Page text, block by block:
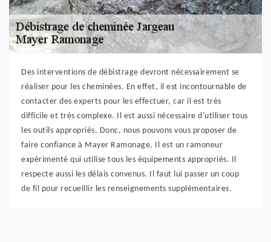
Des interventions de débistrage devront nécessairement se
réaliser pour les cheminées. En effet, il est incontournable de
contacter des experts pour les effectuer, car il est très
difficile et très complexe. Il est aussi nécessaire d'utiliser tous
les outils appropriés. Donc, nous pouvons vous proposer de
faire confiance à Mayer Ramonage. Il est un ramoneur
expérimenté qui utilise tous les équipements appropriés. Il
respecte aussi les délais convenus. Il faut lui passer un coup
de fil pour recueillir les renseignements supplémentaires.